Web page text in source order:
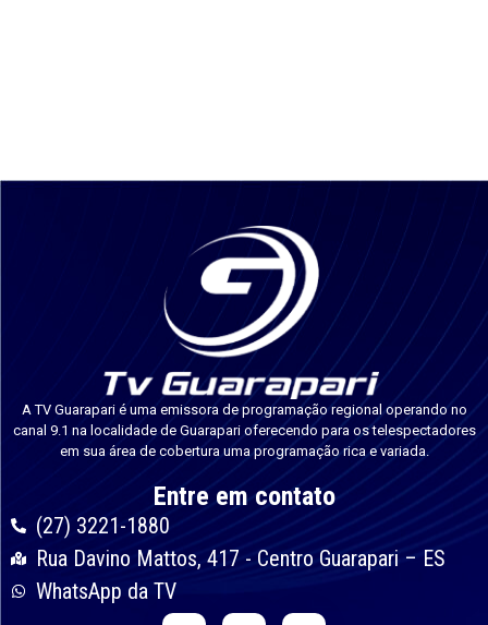
A TV Guarapari é uma emissora de programação regional operando no
canal 9.1 na localidade de Guarapari oferecendo para os telespectadores
em sua área de cobertura uma programação rica e variada.
Entre em contato
(27) 3221-1880
Rua Davino Mattos, 417 - Centro Guarapari – ES
WhatsApp da TV